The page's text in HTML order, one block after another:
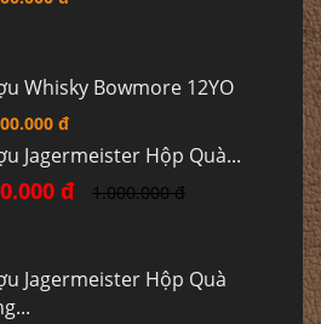
Whisky Bowmore 12YO
đ
Jagermeister Hộp Quà...
đ 1.000.000 đ
Jagermeister Hộp Quà